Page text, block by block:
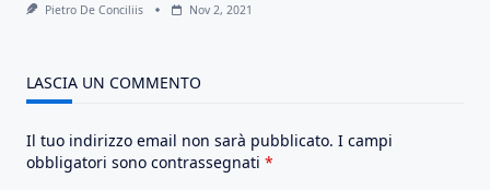
Pietro De Conciliis Nov 2, 2021
LASCIA UN COMMENTO
Il tuo indirizzo email non sarà pubblicato. I campi
obbligatori sono contrassegnati *